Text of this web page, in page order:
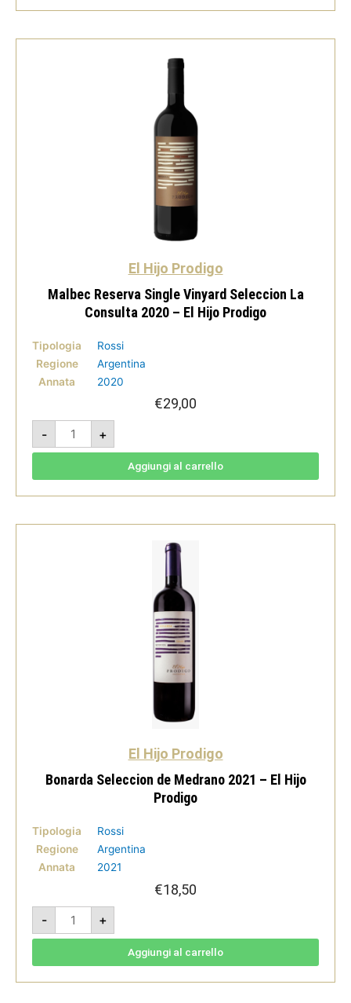
Villadoria
El Hijo Prodigo
Malbec Reserva Single Vinyard Seleccion La
Consulta 2020 – El Hijo Prodigo
Tipologia
Rossi
Regione
Argentina
Annata
2020
€29,00
-
Malbec
Reserva
Single
Vinyard
2020
Hijo
+
Aggiungi al carrello
El Hijo Prodigo
Bonarda Seleccion de Medrano 2021 – El Hijo
Prodigo
Tipologia
Rossi
Regione
Argentina
Annata
2021
€18,50
-
Bonarda
Seleccion
de
Medrano
Hijo
+
Aggiungi al carrello